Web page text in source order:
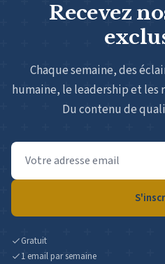
Recevez
Chaque semaine, des
humaine, le leadership et
Du contenu de
Adresse
email
Gratuit
1 email par semaine